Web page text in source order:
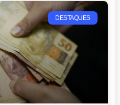
DESTAQUES